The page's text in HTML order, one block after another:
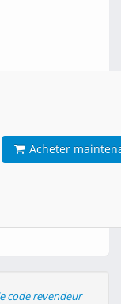
Acheter
code revendeur